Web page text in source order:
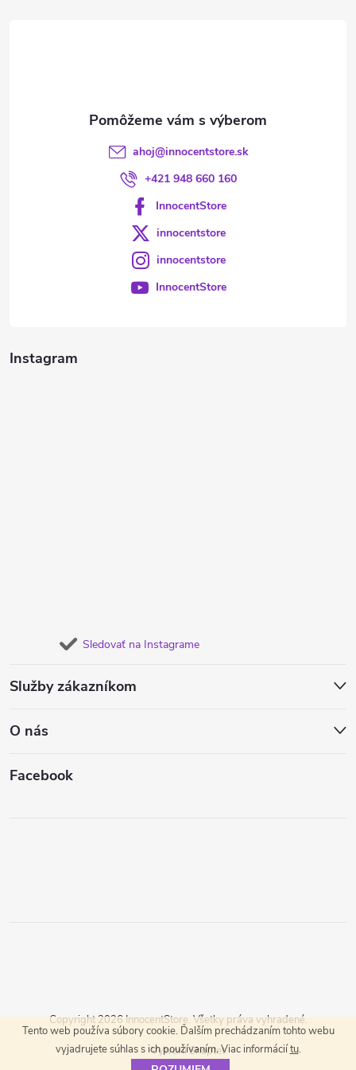
Tento web používa súbory cookie. Ďalším prechádzaním tohto webu
vyjadrujete súhlas s ich používaním. Viac informáciítu.
Instagram
Sledovať na Instagrame
Služby zákazníkom
O nás
Facebook
ahoj@innocentstore.sk
+421 948 660 160
InnocentStore
innocentstore
innocentstore
InnocentStore
Vytvoril Shoptet
Copyright 2026 InnocentStore. Všetky práva vyhradené.